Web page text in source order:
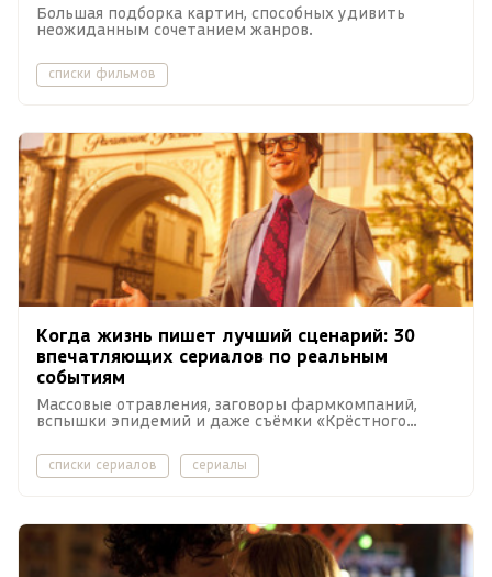
Большая подборка картин, способных удивить
неожиданным сочетанием жанров.
списки фильмов
Когда жизнь пишет лучший сценарий: 30
впечатляющих сериалов по реальным
событиям
Массовые отравления, заговоры фармкомпаний,
вспышки эпидемий и даже съёмки «Крёстного
списки сериалов сериалы